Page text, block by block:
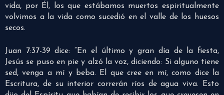
vida, por Él, los que estábamos muertos espiritualmente
volvimos a la vida como sucedió en el valle de los huesos
secos.
Juan 7:37-39 dice: “En el último y gran día de la fiesta,
Jesús se puso en pie y alzó la voz, diciendo: Si alguno tiene
sed, venga a mí y beba. El que cree en mí, como dice la
Escritura, de su interior correrán ríos de agua viva. Esto